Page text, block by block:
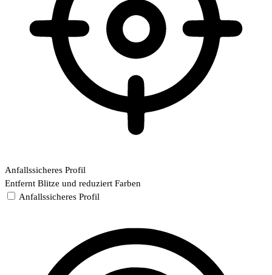
Anfallssicheres Profil
Entfernt Blitze und reduziert Farben
Anfallssicheres Profil